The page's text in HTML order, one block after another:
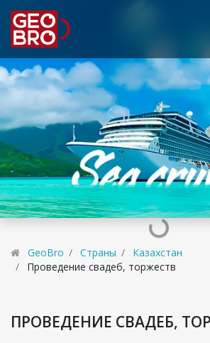
GeoBro Страны
Казахстан
Проведение свадеб, торжеств
ПРОВЕДЕНИЕ СВАДЕБ,